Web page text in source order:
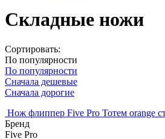
Складные ножи
Сортировать:
По популярности
По популярности
Сначала дешевые
Сначала дорогие
Нож флиппер Five Pro Тотем orange
Бренд
Five Pro